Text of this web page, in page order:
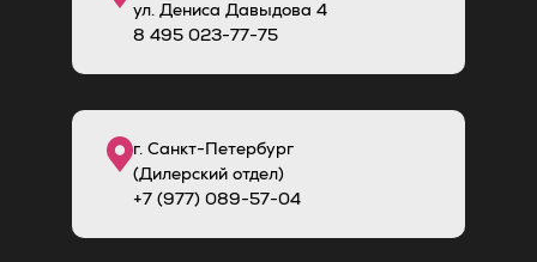
ул. Дениса Давыдова 4
8 495 023-77-75
г. Санкт-Петербург
(Дилерский отдел)
+7 (977) 089-57-04